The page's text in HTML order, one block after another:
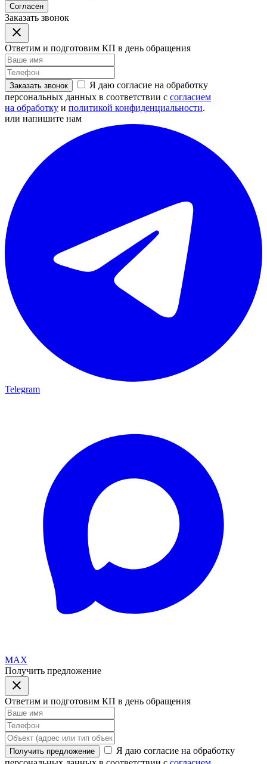
Согласен
Заказать звонок
Ответим и подготовим КП в день обращения
Заказать звонок
Я даю согласие на обработку
персональных данных в соответствии с согласием
на обработку и политикой конфиденциальности.
или напишите нам
Telegram
MAX
Получить предложение
Ответим и подготовим КП в день обращения
Получить предложение
Я даю согласие на обработку